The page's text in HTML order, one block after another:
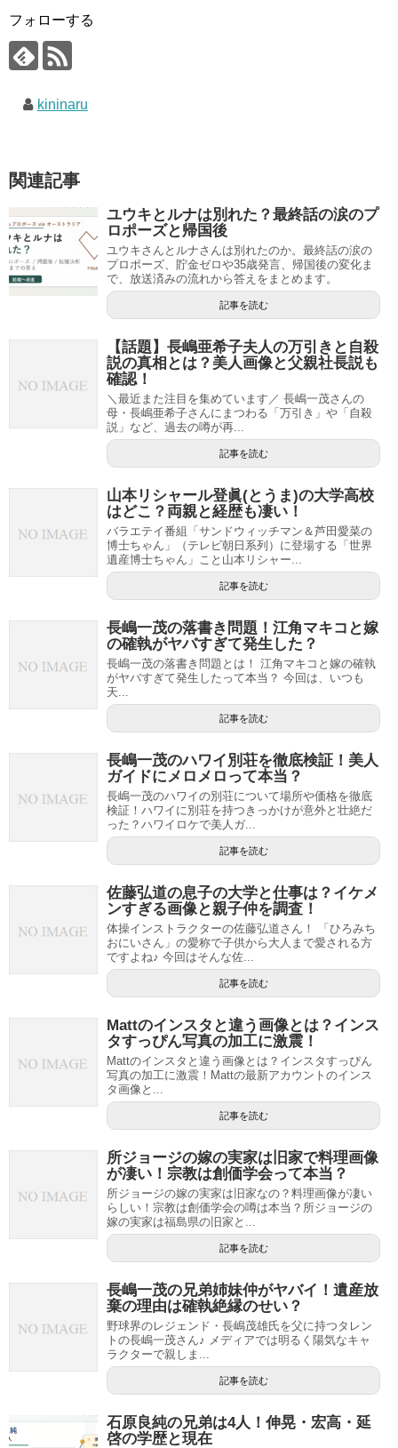
フォローする
kininaru
関連記事
ユウキとルナは別れた？最終話の涙のプ
ロポーズと帰国後
ユウキさんとルナさんは別れたのか。最終話の涙の
プロポーズ、貯金ゼロや35歳発言、帰国後の変化ま
で、放送済みの流れから答えをまとめます。
記事を読む
【話題】長嶋亜希子夫人の万引きと自殺
説の真相とは？美人画像と父親社長説も
確認！
＼最近また注目を集めています／ 長嶋一茂さんの
母・長嶋亜希子さんにまつわる「万引き」や「自殺
説」など、過去の噂が再...
記事を読む
山本リシャール登眞(とうま)の大学高校
はどこ？両親と経歴も凄い！
バラエテイ番組「サンドウィッチマン＆芦田愛菜の
博士ちゃん」（テレビ朝日系列）に登場する「世界
遺産博士ちゃん」こと山本リシャー...
記事を読む
長嶋一茂の落書き問題！江角マキコと嫁
の確執がヤバすぎて発生した？
長嶋一茂の落書き問題とは！ 江角マキコと嫁の確執
がヤバすぎて発生したって本当？ 今回は、いつも
天...
記事を読む
長嶋一茂のハワイ別荘を徹底検証！美人
ガイドにメロメロって本当？
長嶋一茂のハワイの別荘について場所や価格を徹底
検証！ハワイに別荘を持つきっかけが意外と壮絶だ
った？ハワイロケで美人ガ...
記事を読む
佐藤弘道の息子の大学と仕事は？イケメ
ンすぎる画像と親子仲を調査！
体操インストラクターの佐藤弘道さん！ 「ひろみち
おにいさん」の愛称で子供から大人まで愛される方
ですよね♪ 今回はそんな佐...
記事を読む
Mattのインスタと違う画像とは？インス
タすっぴん写真の加工に激震！
Mattのインスタと違う画像とは？インスタすっぴん
写真の加工に激震！Mattの最新アカウントのインス
タ画像と...
記事を読む
所ジョージの嫁の実家は旧家で料理画像
が凄い！宗教は創価学会って本当？
所ジョージの嫁の実家は旧家なの？料理画像が凄い
らしい！宗教は創価学会の噂は本当？所ジョージの
嫁の実家は福島県の旧家と...
記事を読む
長嶋一茂の兄弟姉妹仲がヤバイ！遺産放
棄の理由は確執絶縁のせい？
野球界のレジェンド・長嶋茂雄氏を父に持つタレン
トの長嶋一茂さん♪ メディアでは明るく陽気なキャ
ラクターで親しま...
記事を読む
石原良純の兄弟は4人！伸晃・宏高・延
啓の学歴と現在